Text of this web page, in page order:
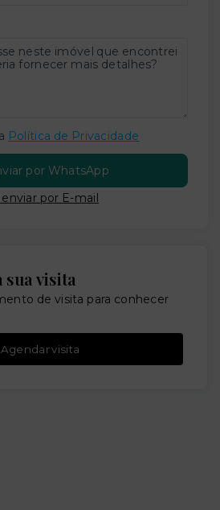
Política de Privacidade
por WhatsApp
nviar por E-mail
sua visita
de visita para conhecer
Agendar visita